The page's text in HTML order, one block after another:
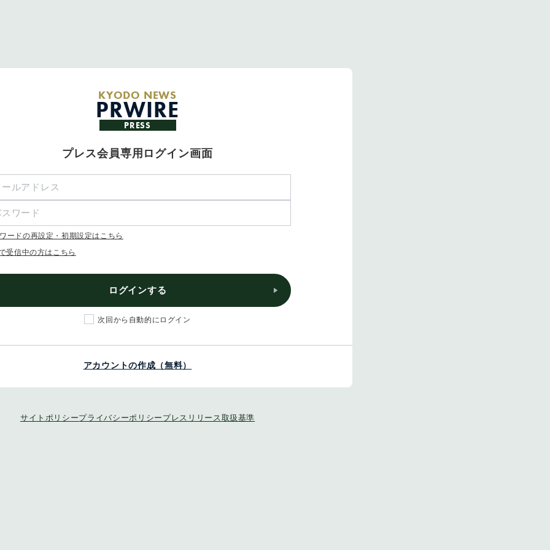
KYODO NEWS
PRWIRE
PRESS
プレス会員専用ログイン画面
ードの再設定・初期設定はこちら
受信中の方はこちら
ログインする
次回から自動的にログイン
アカウントの作成（無料）
サイトポリシープライバシーポリシー プレスリリース取扱基準